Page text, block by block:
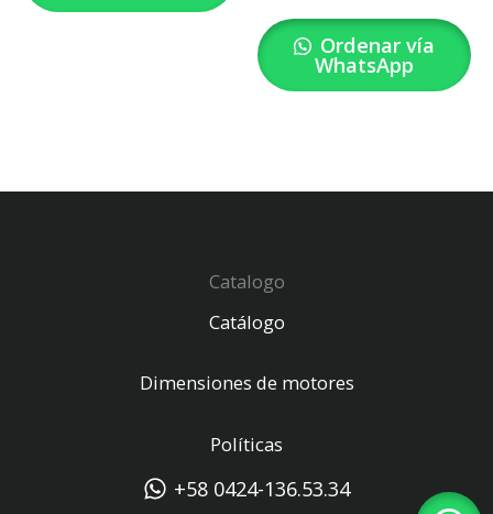
Ordenar vía
WhatsApp
Catalogo
Catálogo
Dimensiones de motores
Políticas
+58 0424-136.53.34